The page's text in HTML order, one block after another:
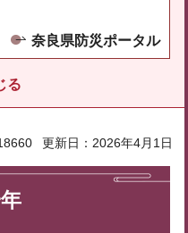
奈良県防災ポータル
る
更新日：2026年4月1日